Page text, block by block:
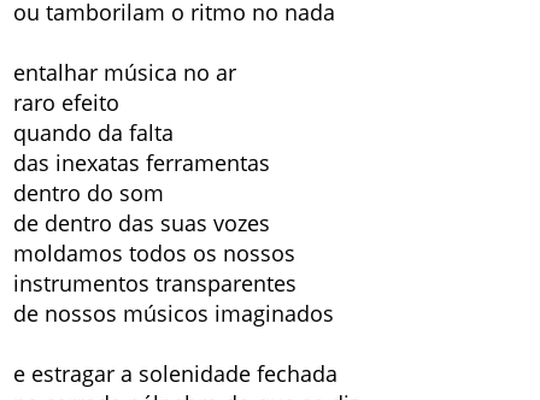
ou tamborilam o ritmo no nada
entalhar música no ar
raro efeito
quando da falta
das inexatas ferramentas
dentro do som
de dentro das suas vozes
moldamos todos os nossos
instrumentos transparentes
de nossos músicos imaginados
e estragar a solenidade fechada